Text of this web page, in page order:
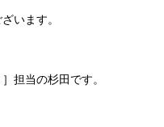
います。
担当の杉田です。